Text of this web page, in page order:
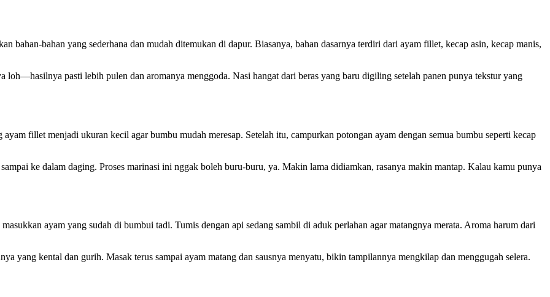
bahan-bahan yang sederhana dan mudah ditemukan di dapur. Biasanya, bahan dasarnya terdiri dari ayam fillet, kecap asin, kecap manis,
loh—hasilnya pasti lebih pulen dan aromanya menggoda. Nasi hangat dari beras yang baru digiling setelah panen punya tekstur yang
fillet menjadi ukuran kecil agar bumbu mudah meresap. Setelah itu, campurkan potongan ayam dengan semua bumbu seperti kecap
ke dalam daging. Proses marinasi ini nggak boleh buru-buru, ya. Makin lama didiamkan, rasanya makin mantap. Kalau kamu punya
ayam yang sudah di bumbui tadi. Tumis dengan api sedang sambil di aduk perlahan agar matangnya merata. Aroma harum dari
yang kental dan gurih. Masak terus sampai ayam matang dan sausnya menyatu, bikin tampilannya mengkilap dan menggugah selera.